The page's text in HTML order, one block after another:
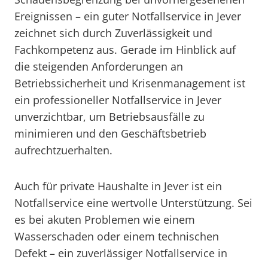
Ereignissen – ein guter Notfallservice in Jever
zeichnet sich durch Zuverlässigkeit und
Fachkompetenz aus. Gerade im Hinblick auf
die steigenden Anforderungen an
Betriebssicherheit und Krisenmanagement ist
ein professioneller Notfallservice in Jever
unverzichtbar, um Betriebsausfälle zu
minimieren und den Geschäftsbetrieb
aufrechtzuerhalten.
Auch für private Haushalte in Jever ist ein
Notfallservice eine wertvolle Unterstützung. Sei
es bei akuten Problemen wie einem
Wasserschaden oder einem technischen
Defekt – ein zuverlässiger Notfallservice in